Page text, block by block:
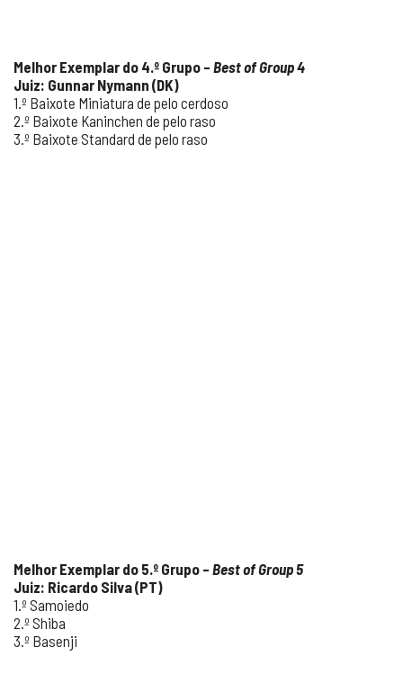
Melhor Exemplar do 4.º Grupo – Best of Group 4
Juiz: Gunnar Nymann (DK)
1.º Baixote Miniatura de pelo cerdoso
2.º Baixote Kaninchen de pelo raso
3.º Baixote Standard de pelo raso
Melhor Exemplar do 5.º Grupo – Best of Group 5
Juiz: Ricardo Silva (PT)
1.º Samoiedo
2.º Shiba
3.º Basenji